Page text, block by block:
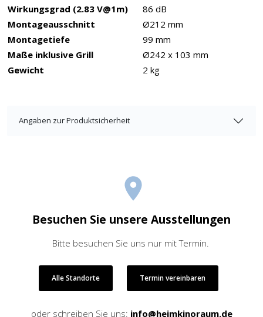
Wirkungsgrad (2.83 V@1m)
86 dB
Montageausschnitt
Ø212 mm
Montagetiefe
99 mm
Maße inklusive Grill
Ø242 x 103 mm
Gewicht
2 kg
Angaben zur Produktsicherheit
Besuchen Sie unsere Ausstellungen
Bitte besuchen Sie uns nur mit Termin.
Alle Standorte Termin vereinbaren
oder schreiben Sie uns: info@heimkinoraum.de